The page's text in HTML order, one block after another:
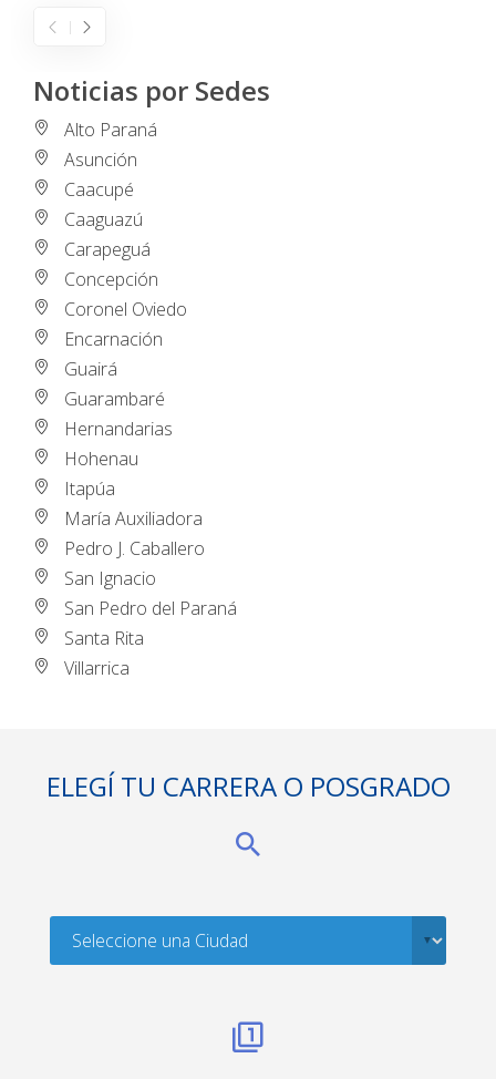
Noticias por Sedes
Alto Paraná
Asunción
Caacupé
Caaguazú
Carapeguá
Concepción
Coronel Oviedo
Encarnación
Guairá
Guarambaré
Hernandarias
Hohenau
Itapúa
María Auxiliadora
Pedro J. Caballero
San Ignacio
San Pedro del Paraná
Santa Rita
Villarrica
ELEGÍ TU CARRERA O POSGRADO